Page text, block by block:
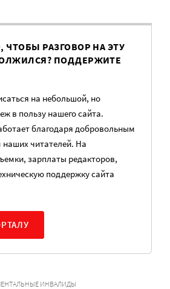
ЧТОБЫ РАЗГОВОР НА ЭТУ
ПОДДЕРЖИТЕ
на небольшой, но
в пользу нашего сайта.
благодаря добровольным
читателей. На
зарплаты редакторов,
поддержку сайта
ИНВАЛИДЫ